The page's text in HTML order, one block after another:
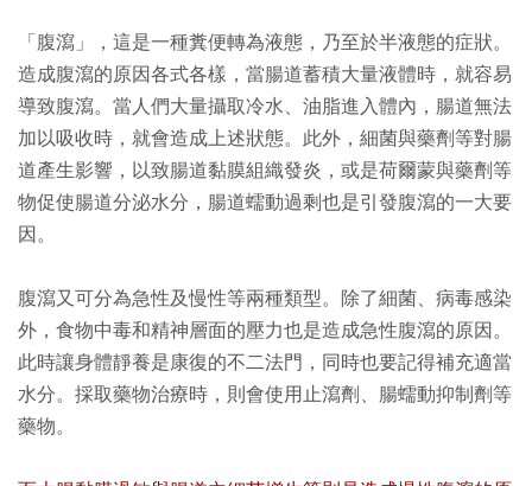
「腹瀉」，這是一種糞便轉為液態，乃至於半液態的症狀。
造成腹瀉的原因各式各樣，當腸道蓄積大量液體時，就容易
導致腹瀉。當人們大量攝取冷水、油脂進入體內，腸道無法
加以吸收時，就會造成上述狀態。此外，細菌與藥劑等對腸
道產生影響，以致腸道黏膜組織發炎，或是荷爾蒙與藥劑等
物促使腸道分泌水分，腸道蠕動過剩也是引發腹瀉的一大要
因。
腹瀉又可分為急性及慢性等兩種類型。除了細菌、病毒感染
外，食物中毒和精神層面的壓力也是造成急性腹瀉的原因。
此時讓身體靜養是康復的不二法門，同時也要記得補充適當
水分。採取藥物治療時，則會使用止瀉劑、腸蠕動抑制劑等
藥物。